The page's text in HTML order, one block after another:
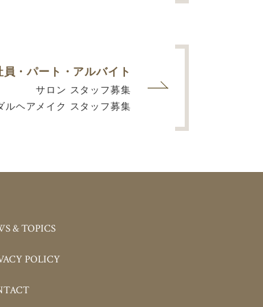
員・パート・アルバイト
サロン スタッフ募集
ルヘアメイク スタッフ募集
& TOPICS
POLICY